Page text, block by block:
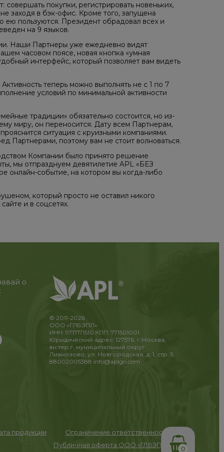
покупки, регистрировать новеньких,
заходя в бэк-офис. Кроме того, запущена
ею пользуются. Президент обрадовал всех и
на 9 языков.
Наши Партнеры уже ежедневно видят
часовом поясе, новая кнопка «умная
интерфейс, который позволяет вам видеть
теперь можно выполнять не с 1 по 7
условий по минимальной активности
традиции» обязательно состоится, но из-
миру, он переносится. Дату всем Партнерам,
ситуация с круизными компаниями.
Партнерами, поэтому вам не стоит волноваться.
Компании было принято решение
мы отпразднуем девятилетие APL «БЕЗ
онлайн-событие, на котором вы когда-либо
который просто не оставил никого
и в соцсетях.
о
© 2011-2026
ООО «ГЛБЭПЛ»
ИНН: 9717171510 КПП: 771501001
Юридический адрес: 127576, г.Москва,
вн.тер.г. муниципальный округ
Лианозово, ул. Новгородская, д. 1, стр. 5
88002005388 info@aplgo.com
продукции
Ограничение ответственности
Публичная оферта ООО «ГЛБЭПЛ» 0